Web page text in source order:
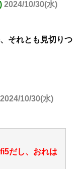
2024/10/30(水)
それとも見切りつ
2024/10/30(水)
だし、おれは